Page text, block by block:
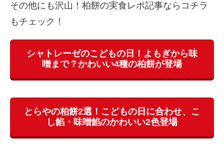
その他にも沢山！柏餅の実食レポ記事ならコチラ
もチェック！
シャトレーゼのこどもの日！よもぎから味
噌まで？かわいい4種の柏餅が登場
とらやの柏餅2選！こどもの日に合わせ、こ
し餡・味噌餡のかわいい2色登場